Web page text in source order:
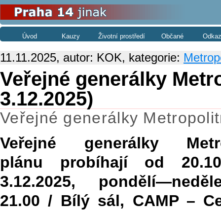
Úvod Kauzy Životní prostředí Občané
11.11.2025, autor: KOK, kategorie:
Veřejné generálky
3.12.2025)
Veřejné generálky
Veřejné generálky
plánu probíhají od
3.12.2025,
21.00 / Bílý sál, CAMP –